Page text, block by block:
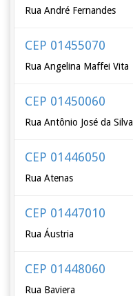
Rua André Fernandes
CEP 01455070
Rua Angelina Maffei Vita
CEP 01450060
Rua Antônio José da Silva
CEP 01446050
Rua Atenas
CEP 01447010
Rua Áustria
CEP 01448060
Rua Baviera